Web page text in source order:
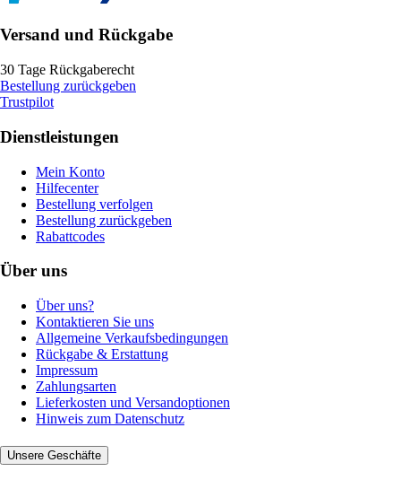
Versand und Rückgabe
30 Tage Rückgaberecht
Bestellung zurückgeben
Trustpilot
Dienstleistungen
Mein Konto
Hilfecenter
Bestellung verfolgen
Bestellung zurückgeben
Rabattcodes
Über uns
Über uns?
Kontaktieren Sie uns
Allgemeine Verkaufsbedingungen
Rückgabe & Erstattung
Impressum
Zahlungsarten
Lieferkosten und Versandoptionen
Hinweis zum Datenschutz
Unsere Geschäfte